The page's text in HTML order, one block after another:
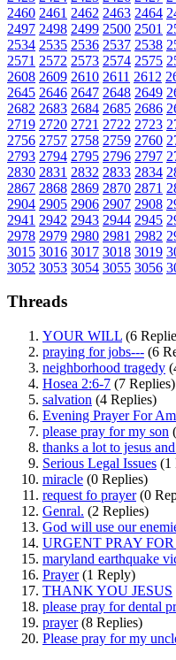
2460 2461 2462 2463 2464
2497 2498 2499 2500 2501
2534 2535 2536 2537 2538
2571 2572 2573 2574 2575
2608 2609 2610 2611 2612
2645 2646 2647 2648 2649
2682 2683 2684 2685 2686
2719 2720 2721 2722 2723
2756 2757 2758 2759 2760
2793 2794 2795 2796 2797
2830 2831 2832 2833 2834
2867 2868 2869 2870 2871
2904 2905 2906 2907 2908
2941 2942 2943 2944 2945
2978 2979 2980 2981 2982
3015 3016 3017 3018 3019
3052 3053 3054 3055 3056
Threads
YOUR WILL (6
praying for jobs--- (6
neighborhood tragedy
Hosea 2:6-7 (7 Replies)
salvation (4 Replies)
Evening Prayer For
please pray for my son
thanks a lot to jesus
Serious Legal Issues (1
miracle (0 Replies)
request fo prayer(0
Genral. (2 Replies)
God will use our
URGENT PRAY
maryland earthquake
Prayer(1 Reply)
THANK YOU JESUS
please pray for dental
prayer(8 Replies)
Please pray for my